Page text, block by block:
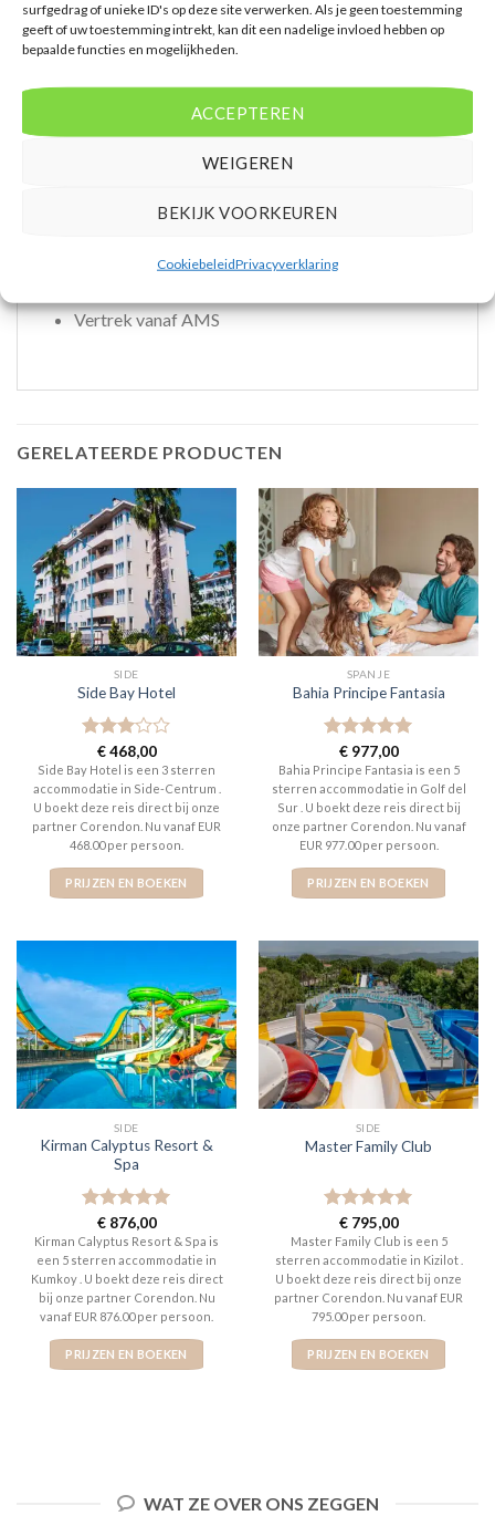
surfgedrag of unieke ID's op deze site verwerken. Als je geen toestemming
geeft of uw toestemming intrekt, kan dit een nadelige invloed hebben op
bepaalde functies en mogelijkheden.
ACCEPTEREN
WEIGEREN
BEKIJK VOORKEUREN
CookiebeleidPrivacyverklaring
FUM * Oppervlakte van circa 60 m² * Zeezicht * 2
slaapkamers * Airconditioning * Kluisje * Televisie *
Extra informatie
Vertrek vanaf AMS
GERELATEERDE PRODUCTEN
SIDE
Side Bay Hotel
Gewaardeerd
3uit 5
€468,00
Side Bay Hotel is een 3 sterren
accommodatie in Side-Centrum .
U boekt deze reis direct bij onze
partner Corendon. Nu vanaf EUR
468.00 per persoon.
PRIJZEN EN BOEKEN
SPANJE
Bahia Principe Fantasia
Gewaardeerd
5uit 5
€977,00
Bahia Principe Fantasia is een 5
sterren accommodatie in Golf del
Sur . U boekt deze reis direct bij
onze partner Corendon. Nu vanaf
EUR 977.00 per persoon.
PRIJZEN EN BOEKEN
SIDE
Kirman Calyptus Resort &
Spa
Gewaardeerd
5uit 5
€876,00
Kirman Calyptus Resort & Spa is
een 5 sterren accommodatie in
Kumkoy . U boekt deze reis direct
bij onze partner Corendon. Nu
vanaf EUR 876.00 per persoon.
PRIJZEN EN BOEKEN
SIDE
Master Family Club
Gewaardeerd
5uit 5
€795,00
Master Family Club is een 5
sterren accommodatie in Kizilot .
U boekt deze reis direct bij onze
partner Corendon. Nu vanaf EUR
795.00 per persoon.
PRIJZEN EN BOEKEN
WAT ZE OVER ONS ZEGGEN